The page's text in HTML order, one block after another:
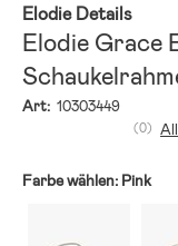
Elodie Details
Elodie Grace
Art: 10303449
(0)
Farbe wählen: Pink